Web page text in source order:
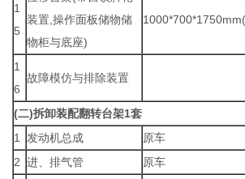
1
5
装置,操作面板储物储
物柜与底座)
1000*700*1750mm(
1
6
故障模仿与排除装置
(二)拆卸装配翻转台架1套
1 发动机总成 原车
2 进、排气管 原车